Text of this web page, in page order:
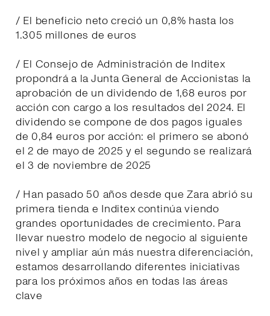
/ El beneficio neto creció un 0,8% hasta los
1.305 millones de euros
/ El Consejo de Administración de Inditex
propondrá a la Junta General de Accionistas la
aprobación de un dividendo de 1,68 euros por
acción con cargo a los resultados del 2024. El
dividendo se compone de dos pagos iguales
de 0,84 euros por acción: el primero se abonó
el 2 de mayo de 2025 y el segundo se realizará
el 3 de noviembre de 2025
/ Han pasado 50 años desde que Zara abrió su
primera tienda e Inditex continúa viendo
grandes oportunidades de crecimiento. Para
llevar nuestro modelo de negocio al siguiente
nivel y ampliar aún más nuestra diferenciación,
estamos desarrollando diferentes iniciativas
para los próximos años en todas las áreas
clave